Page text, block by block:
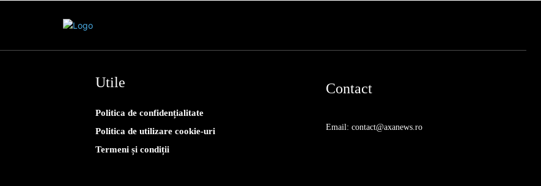
Utile
Politica de confidențialitate
Politica de utilizare cookie-uri
Termeni și condiții
Contact
Email: contact@axanews.ro